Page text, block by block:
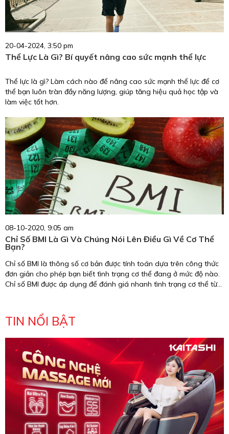
20-04-2024, 3:50 pm
Thể Lực Là Gì? Bí quyết nâng cao sức mạnh thể lực
Thể lực là gì? Làm cách nào để nâng cao sức mạnh thể lực để cơ
thể bạn luôn tràn đầy năng lượng, giúp tăng hiệu quả học tập và
làm việc tốt hơn.
08-10-2020, 9:05 am
Chỉ Số BMI Là Gì Và Chúng Nói Lên Điều Gì Về Cơ Thể
Bạn?
Chỉ số BMI là thông số cơ bản được tính toán dựa trên công thức
đơn giản cho phép bạn biết tình trạng cơ thể đang ở mức độ nào.
Chỉ số BMI được áp dụng để đánh giá nhanh tình trạng cơ thể từ
là gì và chúng nói lên điều gì về cơ thể bạn nhé.
TIN NỔI BẬT